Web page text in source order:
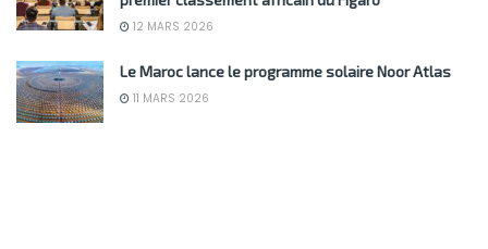
12 MARS 2026
Le Maroc lance le programme solaire Noor Atlas
11 MARS 2026